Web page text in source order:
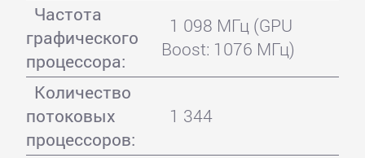
Частота
графического
процессора:
1 098 МГц (GPU
Boost: 1076 МГц)
Количество
потоковых
процессоров:
1 344